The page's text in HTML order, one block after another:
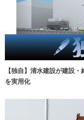
【独自】清水建設が建設
を実用化